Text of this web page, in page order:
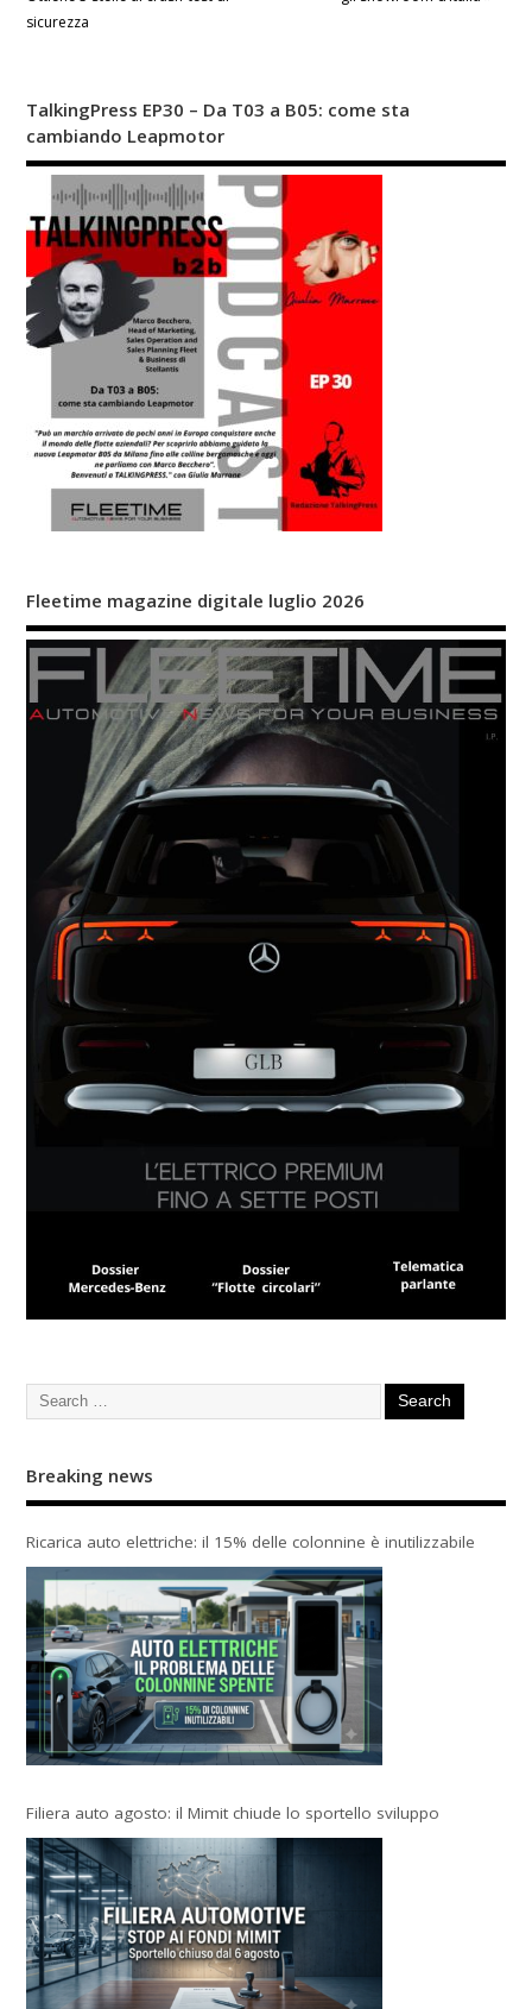
sicurezza
TalkingPress EP30 – Da T03 a B05: come sta
cambiando Leapmotor
Fleetime magazine digitale luglio 2026
Breaking news
Ricarica auto elettriche: il 15% delle colonnine è inutilizzabile
Filiera auto agosto: il Mimit chiude lo sportello sviluppo